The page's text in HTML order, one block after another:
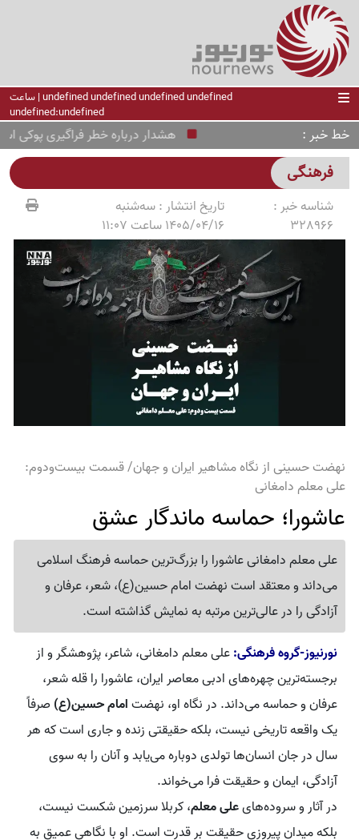
undefined undefined undefined undefined | ساعت
undefined:undefined
خط خبر هشدار درباره خطر فراگیری پوکی
فرهنگی
شناسه خبر :
328966
تاریخ انتشار :سه‌شنبه
1405/04/16 ساعت 11:07
نهضت حسینی از نگاه مشاهیر ایران و جهان/ قسمت بیست‌ودوم:
علی معلم دامغانی
عاشورا؛ حماسه ماندگار عشق
علی معلم دامغانی عاشورا را بزرگ‌ترین حماسه فرهنگ اسلامی
می‌داند و معتقد است نهضت امام حسین(ع)، شعر، عرفان و
آزادگی را در عالی‌ترین مرتبه به نمایش گذاشته است.
نورنیوز-گروه فرهنگی:علی معلم دامغانی، شاعر، پژوهشگر و از
برجسته‌ترین چهره‌های ادبی معاصر ایران، عاشورا را قله شعر،
عرفان و حماسه می‌داند. در نگاه او، نهضتامام حسین(ع)صرفاً
یک واقعه تاریخی نیست، بلکه حقیقتی زنده و جاری است که هر
سال در جان انسان‌ها تولدی دوباره می‌یابد و آنان را به سوی
آزادگی، ایمان و حقیقت فرا می‌خواند.
در آثار و سروده‌هایعلی معلم، کربلا سرزمین شکست نیست،
بلکه میدان پیروزی حقیقت بر قدرت است. او با نگاهی عمیق به